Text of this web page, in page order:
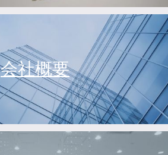
会社概要